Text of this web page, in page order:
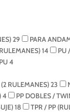
29 PARA
14
PU
4
RULEMANES)23
4 PP DOBLES /
18 TPR / PP